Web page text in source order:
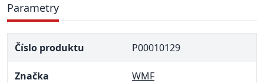
Parametry
Číslo produktu P00010129
Značka WMF